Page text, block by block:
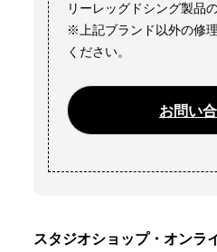
リーレッグドシング製品
※上記ブランド以外の修
ください。
お問い
スタジオショップ・オンラ